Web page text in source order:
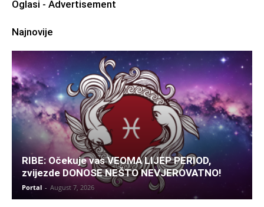
Oglasi - Advertisement
Najnovije
RIBE: Očekuje vas VEOMA LIJEP PERIOD,
zvijezde DONOSE NEŠTO NEVJEROVATNO!
Portal - August 7, 2026